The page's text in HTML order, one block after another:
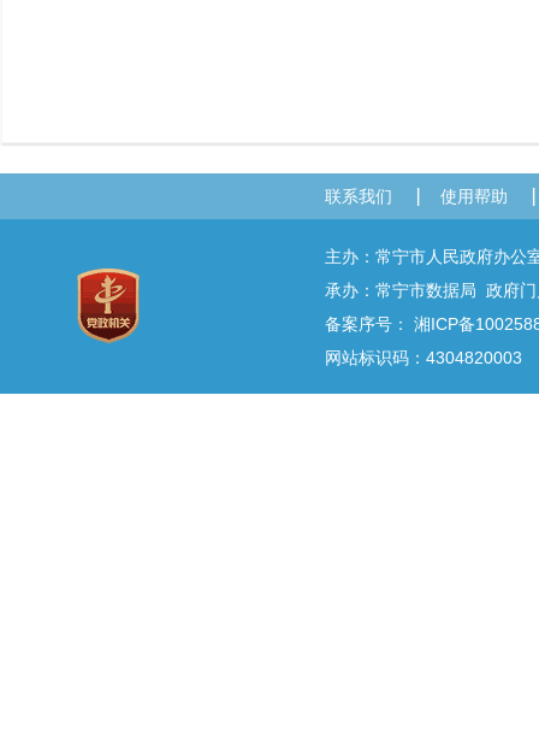
联系我们 使用帮助
主办：常宁市人民政府办
承办：常宁市数据局 政府
备案序号： 湘ICP备
网站标识码：